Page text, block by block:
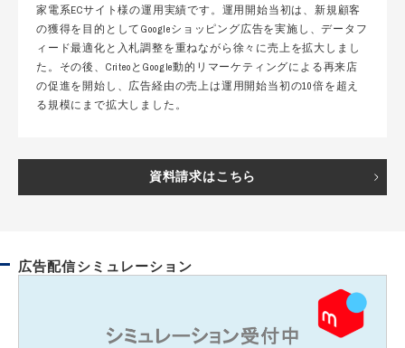
家電系ECサイト様の運用実績です。運用開始当初は、新規顧客
の獲得を目的としてGoogleショッピング広告を実施し、データフ
ィード最適化と入札調整を重ねながら徐々に売上を拡大しまし
た。その後、CriteoとGoogle動的リマーケティングによる再来店
の促進を開始し、広告経由の売上は運用開始当初の10倍を超え
る規模にまで拡大しました。
資料請求はこちら
広告配信シミュレーション